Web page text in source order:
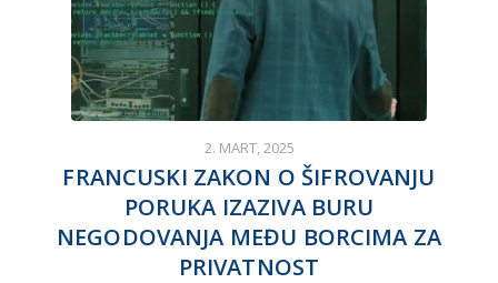
2. MART, 2025
FRANCUSKI ZAKON O ŠIFROVANJU
PORUKA IZAZIVA BURU
NEGODOVANJA MEĐU BORCIMA ZA
PRIVATNOST